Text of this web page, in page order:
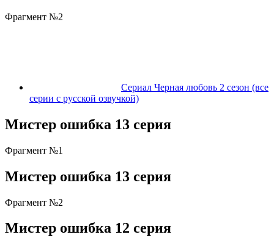
Фрагмент №2
Сериал Черная любовь 2 сезон (все
серии с русской озвучкой)
Мистер ошибка 13 серия
Фрагмент №1
Мистер ошибка 13 серия
Фрагмент №2
Мистер ошибка 12 серия